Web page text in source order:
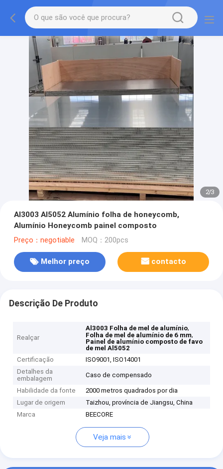
2/3
Al3003 Al5052 Alumínio folha de honeycomb,
Alumínio Honeycomb painel composto
Preço：negotiable MOQ：200pcs
Melhor preço contacto
Descrição De Produto
Realçar
Al3003 Folha de mel de alumínio,
Folha de mel de alumínio de 6 mm,
Painel de alumínio composto de favo
de mel Al5052
Certificação
ISO9001, ISO14001
Detalhes da
embalagem
Caso de compensado
Habilidade da fonte
2000 metros quadrados por dia
Lugar de origem
Taizhou, província de Jiangsu, China
Marca
BEECORE
Veja mais